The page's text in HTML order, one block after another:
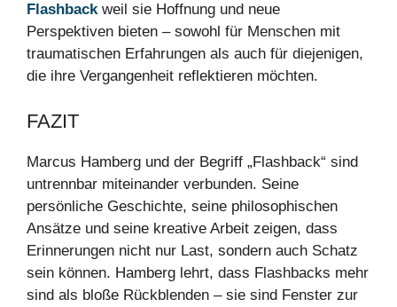
Flashbackweil sie Hoffnung und neue
Perspektiven bieten – sowohl für Menschen mit
traumatischen Erfahrungen als auch für diejenigen,
die ihre Vergangenheit reflektieren möchten.
FAZIT
Marcus Hamberg und der Begriff „Flashback“ sind
untrennbar miteinander verbunden. Seine
persönliche Geschichte, seine philosophischen
Ansätze und seine kreative Arbeit zeigen, dass
Erinnerungen nicht nur Last, sondern auch Schatz
sein können. Hamberg lehrt, dass Flashbacks mehr
sind als bloße Rückblenden – sie sind Fenster zur